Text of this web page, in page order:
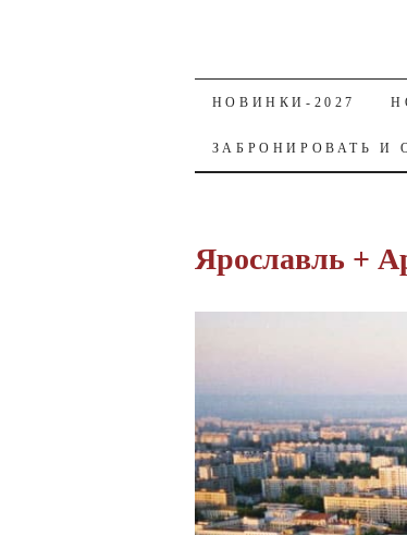
SKIP TO CONTENT
НОВИНКИ-2027
ЗАБРОНИРОВАТЬ И
Ярославль +